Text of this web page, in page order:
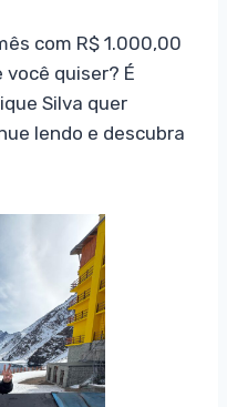
com R$ 1.000,00
quiser? É
Silva quer
lendo e descubra